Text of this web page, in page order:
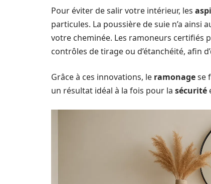
Pour éviter de salir votre intérieur, les
particules. La poussière de suie n’a ainsi
votre cheminée. Les ramoneurs certifiés
contrôles de tirage ou d’étanchéité, afin
Grâce à ces innovations, le ramonagese
un résultat idéal à la fois pour la sécurité